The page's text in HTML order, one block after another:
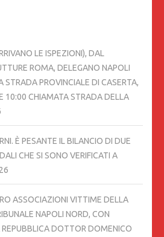
LE ISPEZIONI), DAL
ROMA, DELEGANO NAPOLI
STRADA PROVINCIALE DI CASERTA,
CHIAMATA STRADA DELLA
È PESANTE IL BILANCIO DI DUE
CHE SI SONO VERIFICATI A
ASSOCIAZIONI VITTIME DELLA
NAPOLI NORD, CON
DOTTOR DOMENICO